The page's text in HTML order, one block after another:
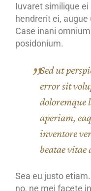
Iuvaret similique
hendrerit ei,
Case inani
posidonium.
Sed ut
error sit
doloremque
aperiam,
inventore
beatae vitae
Sea eu justo
no, ne mei facete